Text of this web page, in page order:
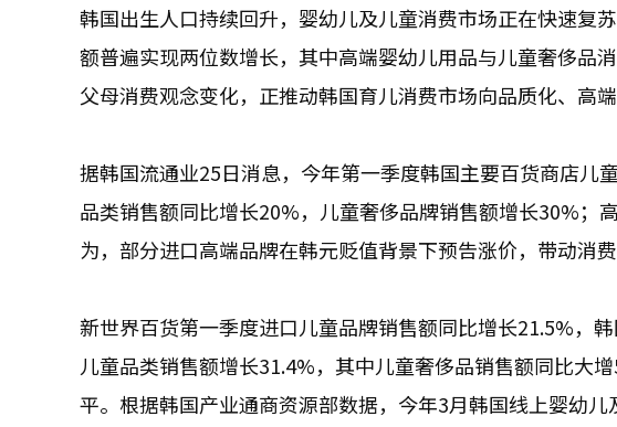
韩国出生人口持续回升，婴幼儿及儿童消费市场正在快速复
额普遍实现两位数增长，其中高端婴幼儿用品与儿童奢侈品
父母消费观念变化，正推动韩国育儿消费市场向品质化、高端
据韩国流通业25日消息，今年第一季度韩国主要百货商店儿
品类销售额同比增长20%，儿童奢侈品牌销售额增长30%；
为，部分进口高端品牌在韩元贬值背景下预告涨价，带动消费
新世界百货第一季度进口儿童品牌销售额同比增长21.5%，
儿童品类销售额增长31.4%，其中儿童奢侈品销售额同比大
平。根据韩国产业通商资源部数据，今年3月韩国线上婴幼